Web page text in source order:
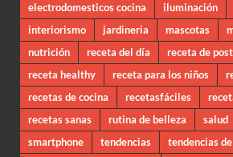
electrodomesticos cocina
iluminación
interiorismo
jardineria mascotas
nutrición
receta del día receta de
receta healthy
receta para los niños
recetas de cocina
recetasfáciles
recetas sanas
rutina de belleza salud
smartphone
tendencias
tendencias